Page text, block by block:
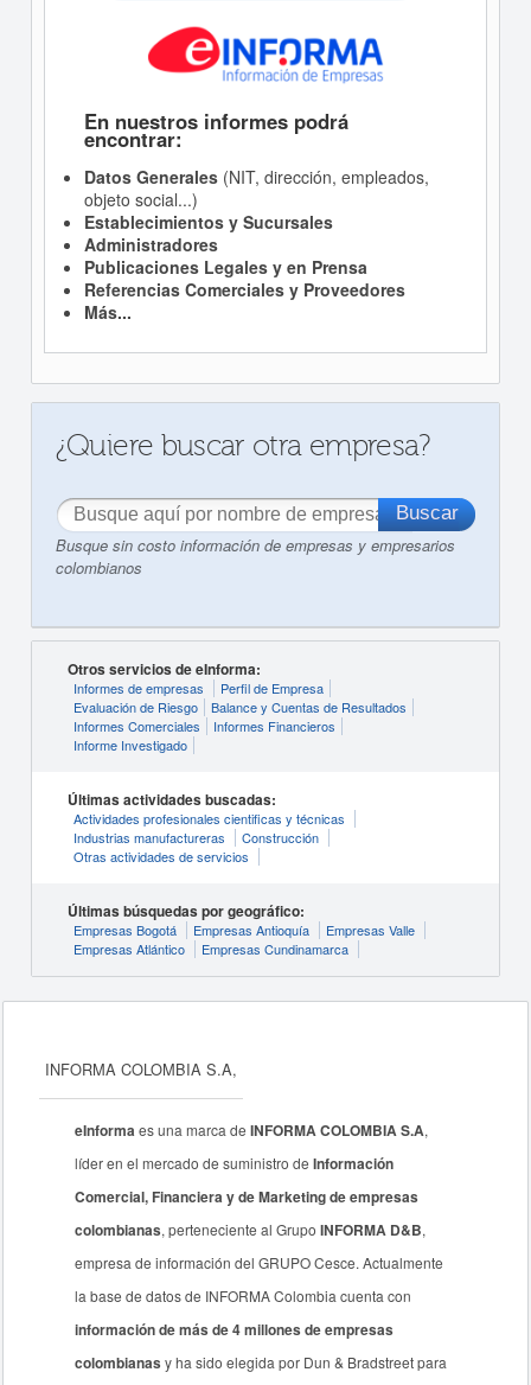
En nuestros informes podrá
encontrar:
Datos Generales(NIT, dirección, empleados,
objeto social...)
Establecimientos y Sucursales
Administradores
Publicaciones Legales y en Prensa
Referencias Comerciales y Proveedores
Más...
¿Quiere buscar otra empresa?
Busque sin costo información de empresas y empresarios
colombianos
Otros servicios de eInforma:
Informes de empresas
Perfil de Empresa
Evaluación de Riesgo
Balance y Cuentas de Resultados
Informes Comerciales
Informes Financieros
Informe Investigado
Últimas actividades buscadas:
Actividades profesionales cientificas y técnicas
Industrias manufactureras
Construcción
Otras actividades de servicios
Últimas búsquedas por geográfico:
Empresas Bogotá Empresas Antioquía
Empresas Valle
Empresas Atlántico
Empresas Cundinamarca
INFORMA COLOMBIA S.A,
eInformaes una marca deINFORMA COLOMBIA S.A,
líder en el mercado de suministro deInformación
Comercial, Financiera y de Marketing de empresas
colombianas, perteneciente al GrupoINFORMA D&B,
empresa de información del GRUPO Cesce. Actualmente
la base de datos de INFORMA Colombia cuenta con
información de más de 4 millones de empresas
colombianas y ha sido elegida por Dun & Bradstreet para